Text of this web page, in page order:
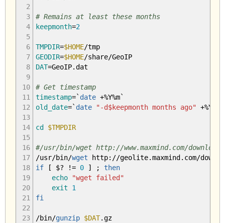
2
3
4
5
6
7
8
9
10
11
12
13
14
15
16
17
18
19
20
21
22
23
# Remains at least these months
keepmonth=2
TMPDIR=$HOME/tmp
GEODIR=$HOME/share/GeoIP
DAT=GeoIP.dat
# Get timestamp
timestamp=` date +%Y%m`
old_date=` date "-d$keepmonth months ago" +%Y
cd $TMPDIR
#/usr/bin/wget http://www.maxmind.com/
/usr/bin/wget http: //geolite.maxmind.com/
if
[ $? != 0 ] ; then
echo
"wget failed"
exit
1
fi
/bin/gunzip $DAT.gz